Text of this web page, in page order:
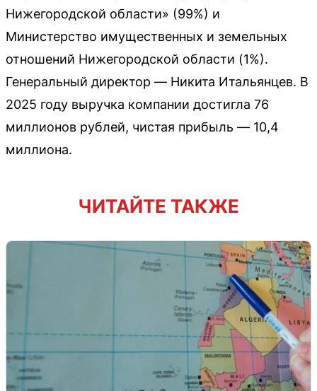
Нижегородской области» (99%) и
Министерство имущественных и земельных
отношений Нижегородской области (1%).
Генеральный директор — Никита Итальянцев. В
2025 году выручка компании достигла 76
миллионов рублей, чистая прибыль — 10,4
миллиона.
ЧИТАЙТЕ ТАКЖЕ